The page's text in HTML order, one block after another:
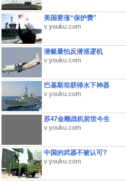
美国要涨“保护费”
v.youku.com
潜艇最怕反潜巡逻机
v.youku.com
巴基斯坦获得水下神器
v.youku.com
苏47金雕战机前世今生
v.youku.com
中国的武器不被认可?
v.youku.com